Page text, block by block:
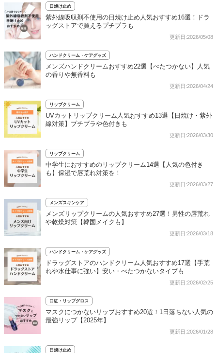
日焼け止め
紫外線吸収剤不使用の日焼け止め人気おすすめ16選！ドラ
ッグストアで買えるプチプラも
更新日:2026/05/08
ハンドクリーム・ケアグッズ
メンズハンドクリームおすすめ22選【べたつかない】人気
の香りや無香料も
更新日:2026/04/24
リップクリーム
UVカットリップクリーム人気おすすめ13選【日焼け・紫外
線対策】プチプラや色付きも
更新日:2026/03/30
リップクリーム
中学生におすすめのリップクリーム14選【人気の色付き
も】保湿で唇荒れ対策を！
更新日:2026/03/27
メンズスキンケア
メンズリップクリームの人気おすすめ27選！男性の唇荒れ
や乾燥対策【韓国メイクも】
更新日:2026/03/18
ハンドクリーム・ケアグッズ
ドラッグストアのハンドクリーム人気おすすめ17選【手荒
れや水仕事に強い】安い・べたつかないタイプも
更新日:2026/02/25
口紅・リップグロス
マスクにつかないリップおすすめ20選！1日落ちない人気の
最強リップ【2025年】
更新日:2026/01/28
日焼け止め